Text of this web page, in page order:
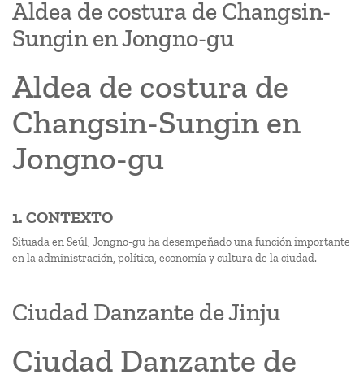
Aldea de costura de Changsin-
Sungin en Jongno-gu
Aldea de costura de
Changsin-Sungin en
Jongno-gu
1. CONTEXTO
Situada en Seúl, Jongno-gu ha desempeñado una función importante
en la administración, política, economía y cultura de la ciudad.
Ciudad Danzante de Jinju
Ciudad Danzante de